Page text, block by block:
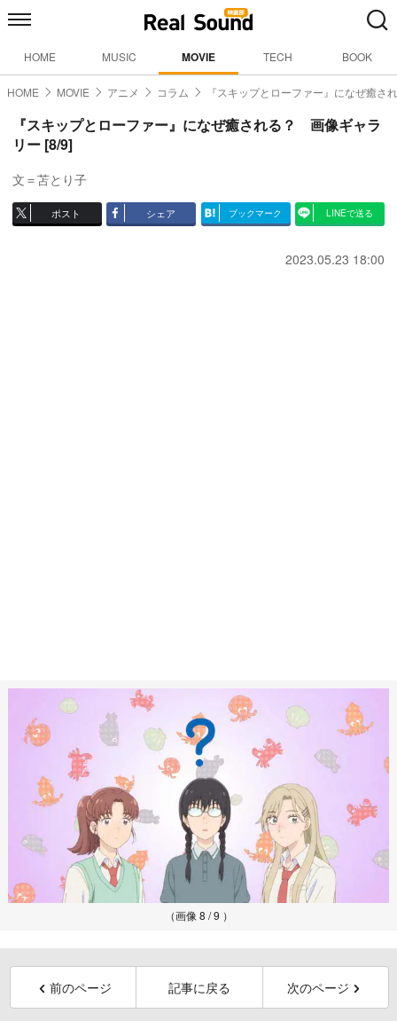
HOME MUSIC MOVIE TECH BOOK
HOME MOVIE アニメ コラム 『スキップとローファー』になぜ癒さ
『スキップとローファー』になぜ癒される？ 画像ギャラ
リー [8/9]
文＝苫とり子
ポスト シェア ブックマーク LINEで送る
2023.05.23 18:00
（画像 8 / 9 ）
前のページ 記事に戻る 次のページ